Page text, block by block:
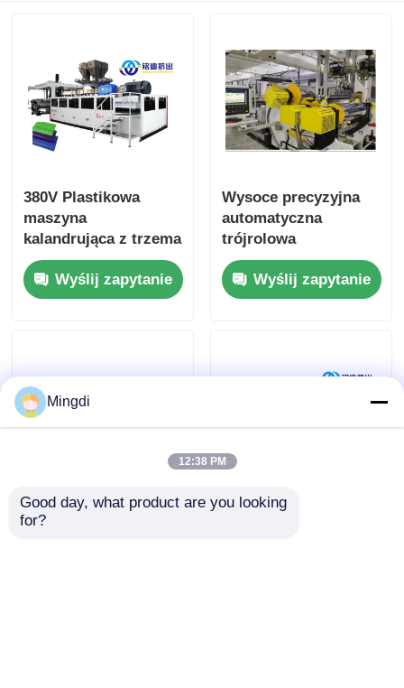
380V Plastikowa
maszyna
kalandrująca z trzema
rolkami do
wytłaczania z
twardością
Wyślij zapytanie
Wysoce precyzyjna
automatyczna
trójrolowa
kalandrowa maszyna
zintegrowana linia
produkcyjna
Wyślij zapytanie
L Typ 1200mm
1000mm-3000mm
Mingdi
12:38 PM
Good day, what product are you looking
for?